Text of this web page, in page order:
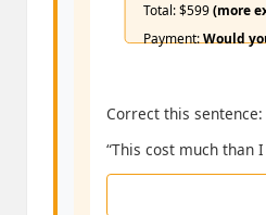
Total: $599(more
Payment:Would
Correct this sentence:
“This cost much than